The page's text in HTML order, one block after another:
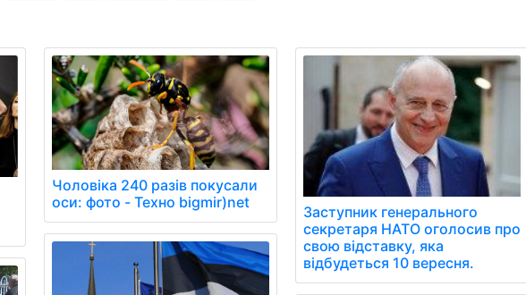
Чоловіка 240 разів покусали
оси: фото - Техно bigmir)net
Заступник генерального
секретаря НАТО оголосив про
свою відставку, яка
відбудеться 10 вересня.